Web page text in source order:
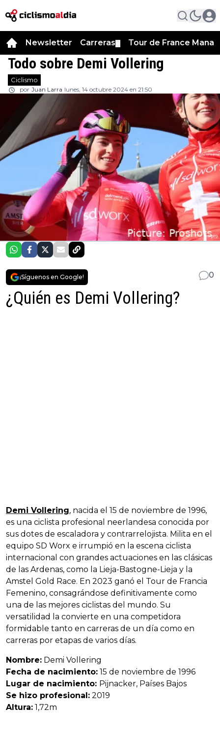
Newsletter Carreras Tour de France
Todo sobre Demi Vollering
Ciclismo
por Juan Larra lunes, 14 octubre 2024 en 21:50
¡Síguenos en Google! 0
¿Quién es Demi Vollering?
Demi Vollering, nacida el 15 de noviembre de 1996,
es una ciclista profesional neerlandesa conocida por
sus dotes de escaladora y contrarrelojista. Milita en el
equipo SD Worx e irrumpió en la escena ciclista
internacional con grandes actuaciones en las clásicas
de las Ardenas, como la Lieja-Bastogne-Lieja y la
Amstel Gold Race. En 2023 ganó el Tour de Francia
Femenino, consagrándose definitivamente como
una de las mejores ciclistas del mundo. Su
versatilidad la convierte en una competidora
formidable tanto en carreras de un día como en
carreras por etapas de varios días.
Nombre: Demi Vollering
Fecha de nacimiento: 15 de noviembre de 1996
Lugar de nacimiento: Pijnacker, Países Bajos
Se hizo profesional: 2019
Altura: 1,72m